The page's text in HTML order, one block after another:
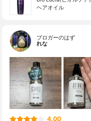
ヘアオイル
ブロガーのはず
れな
4.00